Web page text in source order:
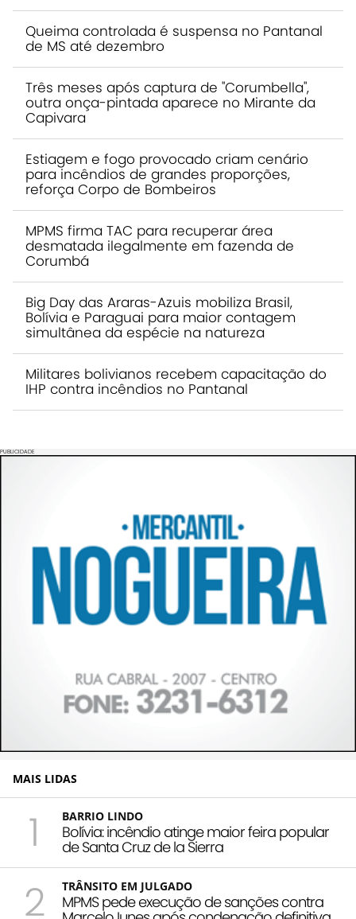
Queima controlada é suspensa no Pantanal
de MS até dezembro
Três meses após captura de "Corumbella",
outra onça-pintada aparece no Mirante da
Capivara
Estiagem e fogo provocado criam cenário
para incêndios de grandes proporções,
reforça Corpo de Bombeiros
MPMS firma TAC para recuperar área
desmatada ilegalmente em fazenda de
Corumbá
Big Day das Araras-Azuis mobiliza Brasil,
Bolívia e Paraguai para maior contagem
simultânea da espécie na natureza
Militares bolivianos recebem capacitação do
IHP contra incêndios no Pantanal
PUBLICIDADE
MAIS LIDAS
1 BARRIO LINDO
Bolívia: incêndio atinge maior feira popular
de Santa Cruz de la Sierra
2 TRÂNSITO EM JULGADO
MPMS pede execução de sanções contra